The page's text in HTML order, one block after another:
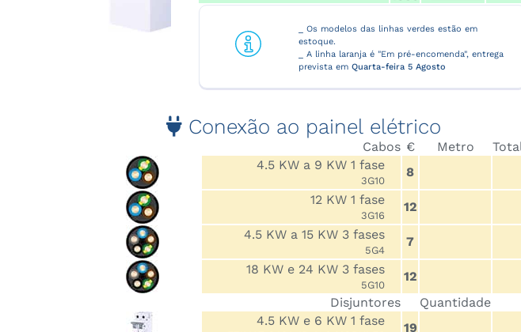
_ Os modelos das linhas verdes estão em
estoque.
_ A linha laranja é "Em pré-encomenda", entrega
prevista em Quarta-feira 5 Agosto
Conexão ao painel elétrico
Cabos € Metro
4.5 KW a 9 KW 1 fase
3G10
8
12 KW 1 fase
3G16
12
4.5 KW a 15 KW 3 fases
5G4
7
18 KW e 24 KW 3 fases
5G10
12
Disjuntores
Quantidade
4.5 KW e 6 KW 1 fase
19